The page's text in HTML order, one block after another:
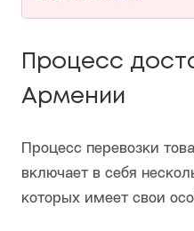
Процесс
Армении
Процесс перевозки
включает в себя
которых имеет свои